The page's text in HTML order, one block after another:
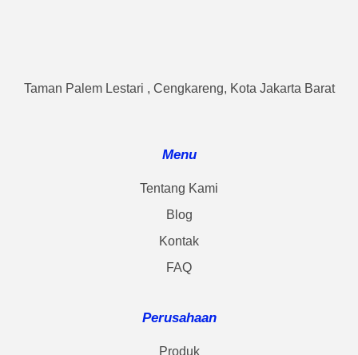
Taman Palem Lestari , Cengkareng, Kota Jakarta Barat
Menu
Tentang Kami
Blog
Kontak
FAQ
Perusahaan
Produk